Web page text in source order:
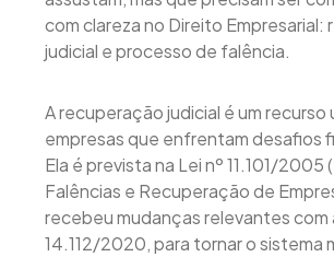
com clareza no Direito Empresarial:
judicial e processo de falência.
A recuperação judicial é um recurso
empresas que enfrentam desafios
Ela é prevista na Lei nº 11.101/2005
Falências e Recuperação de
recebeu mudanças relevantes com
14.112/2020, para tornar o sistema